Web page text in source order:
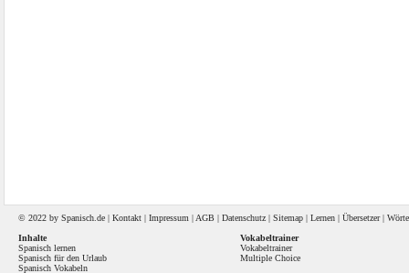
© 2022 by Spanisch .de | Kontakt | Impressum | AGB | Datenschutz | Sitemap | Lernen | Übersetzer|
Inhalte
Spanisch lernen
Spanisch für den Urlaub
Spanisch Vokabeln
Vokabeltrainer
Vokabeltrainer
Multiple Choice